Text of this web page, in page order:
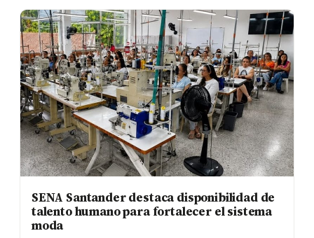
SENA Santander destaca disponibilidad de
talento humano para fortalecer el sistema
moda